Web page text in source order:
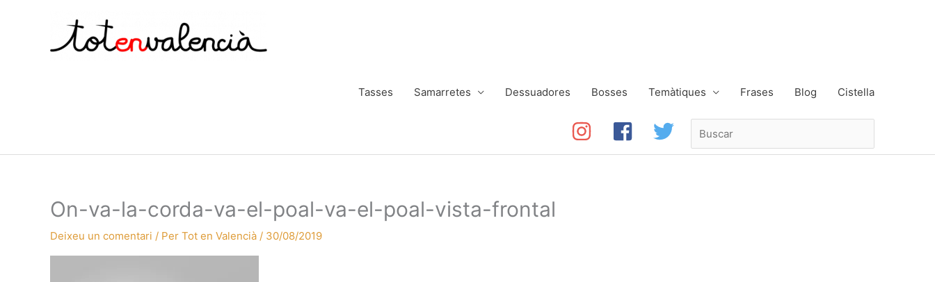
Tasses Samarretes Dessuadores Bosses Temàtiques Frases Blog Cistella
On-va-la-corda-va-el-poal-va-el-poal-vista-frontal
Deixeu un comentari / Per Tot en Valencià / 30/08/2019